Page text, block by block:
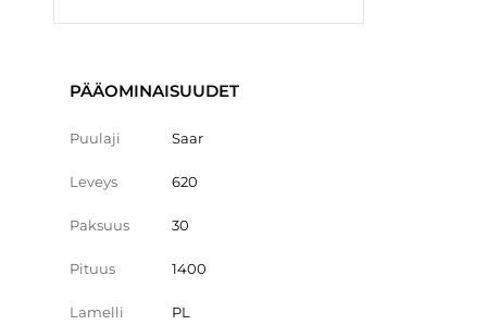
PÄÄOMINAISUUDET
Puulaji Saar
Leveys 620
Paksuus 30
Pituus 1400
Lamelli PL